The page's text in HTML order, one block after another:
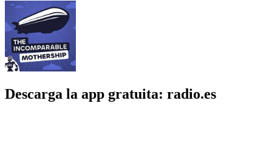
Descarga la app gratuita: radio.es